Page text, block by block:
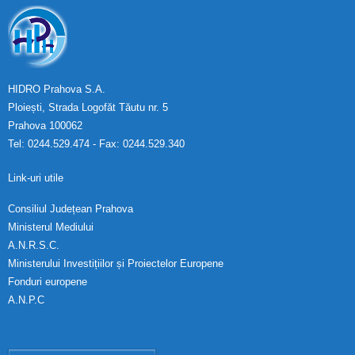
Calitatea apei
Comunicare
HIDRO Prahova S.A.
Ploiești, Strada Logofăt Tăutu nr. 5
Prahova 100062
Tel: 0244.529.474 - Fax: 0244.529.340
Link-uri utile
Consiliul Județean Prahova
Ministerul Mediului
A.N.R.S.C.
Ministerului Investițiilor și Proiectelor Europene
Fonduri europene
A.N.P.C